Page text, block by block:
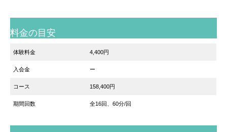
料金の目安
体験料金 4,400円
入会金 ー
コース 158,400円
期間回数 全16回、60分/回